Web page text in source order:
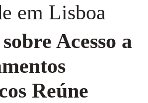
em Lisboa
Acesso a
Reúne